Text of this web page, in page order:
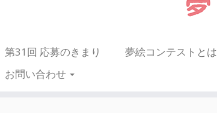
第31回 応募のきまり 夢絵コンテストとは
お問い合わせ